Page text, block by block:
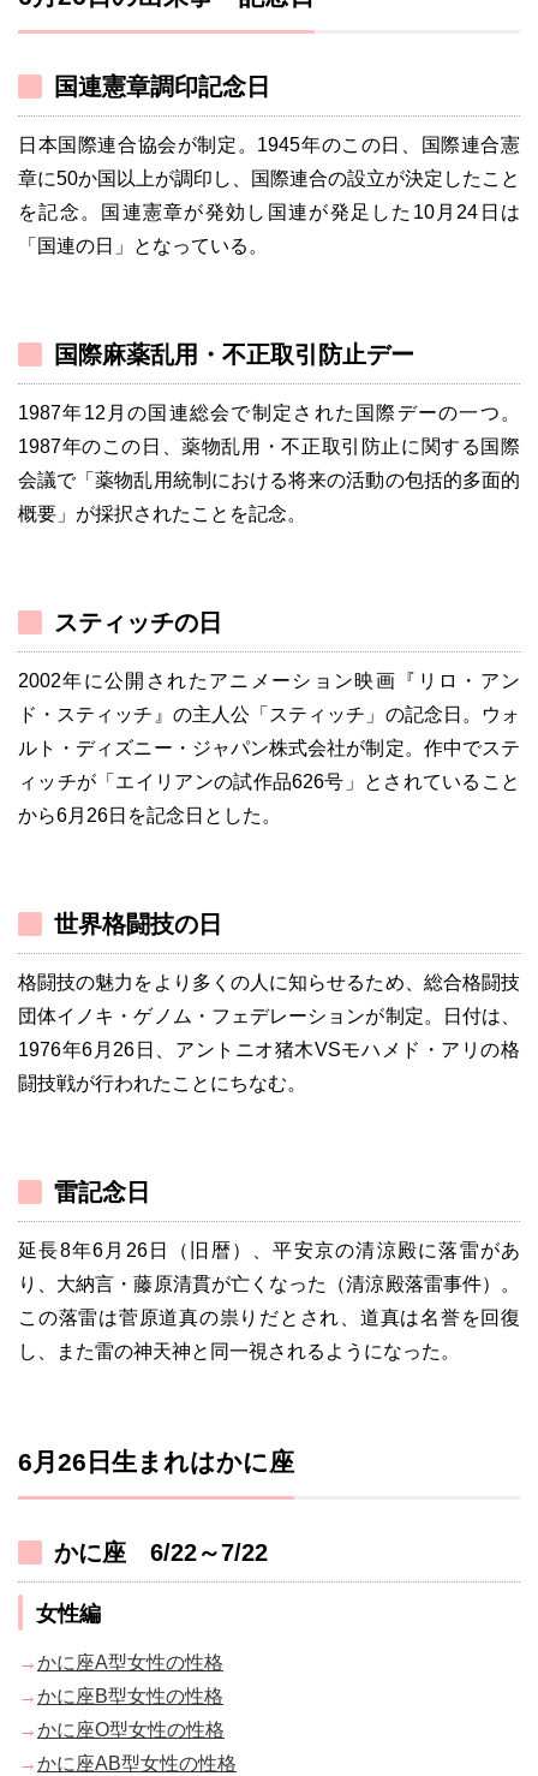
国連憲章調印記念日
日本国際連合協会が制定。1945年のこの日、国際連合憲
章に50か国以上が調印し、国際連合の設立が決定したこと
を記念。国連憲章が発効し国連が発足した10月24日は
「国連の日」となっている。
国際麻薬乱用・不正取引防止デー
1987年12月の国連総会で制定された国際デーの一つ。
1987年のこの日、薬物乱用・不正取引防止に関する国際
会議で「薬物乱用統制における将来の活動の包括的多面的
概要」が採択されたことを記念。
スティッチの日
2002年に公開されたアニメーション映画『リロ・アン
ド・スティッチ』の主人公「スティッチ」の記念日。ウォ
ルト・ディズニー・ジャパン株式会社が制定。作中でステ
ィッチが「エイリアンの試作品626号」とされていること
から6月26日を記念日とした。
世界格闘技の日
格闘技の魅力をより多くの人に知らせるため、総合格闘技
団体イノキ・ゲノム・フェデレーションが制定。日付は、
1976年6月26日、アントニオ猪木VSモハメド・アリの格
闘技戦が行われたことにちなむ。
雷記念日
延長8年6月26日（旧暦）、平安京の清涼殿に落雷があ
り、大納言・藤原清貫が亡くなった（清涼殿落雷事件）。
この落雷は菅原道真の祟りだとされ、道真は名誉を回復
し、また雷の神天神と同一視されるようになった。
6月26日生まれはかに座
かに座 6/22～7/22
女性編
→かに座A型女性の性格
→かに座B型女性の性格
→かに座O型女性の性格
→かに座AB型女性の性格